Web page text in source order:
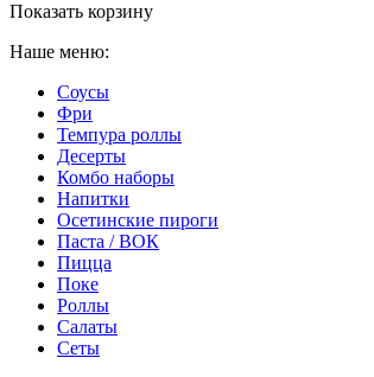
Показать корзину
Наше меню:
Соусы
Фри
Темпура роллы
Десерты
Комбо наборы
Напитки
Осетинские пироги
Паста / ВОК
Пицца
Поке
Роллы
Салаты
Сеты